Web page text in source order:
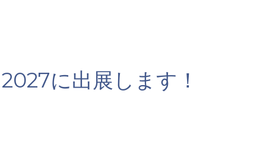
に出展します！